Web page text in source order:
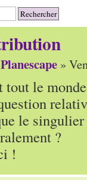
Planescape »
tout le
le
?
!